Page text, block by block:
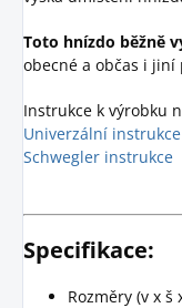
Toto hnízdo běžně
obecné a občas i jiní
Instrukce k výrobku
Univerzální instrukce
Schwegler instrukce
Specifikace:
Rozměry (v x š